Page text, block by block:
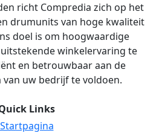
richt Compredia zich op het
drumunits van hoge kwaliteit
doel is om hoogwaardige
winkelervaring te
en betrouwbaar aan de
uw bedrijf te voldoen.
Links
Startpagina